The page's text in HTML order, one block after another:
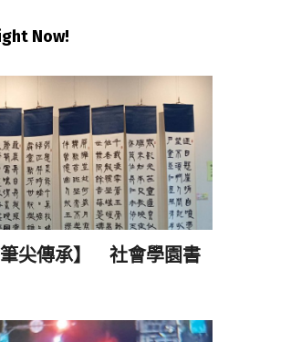
Now!
筆尖傳承】 社會學園書